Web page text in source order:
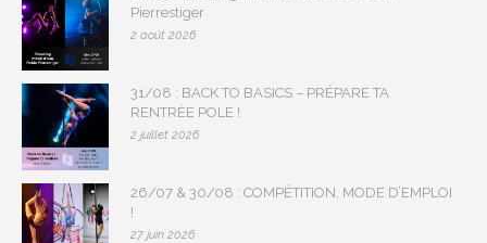
Pierrestiger
2 août 2026
31/08 : BACK TO BASICS – PRÉPARE TA
RENTRÉE POLE !
2 juillet 2026
26/07 & 30/08 : COMPÉTITION, MODE D’EMPLOI
!
27 juin 2026